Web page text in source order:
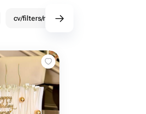
cv/filters/name_fast_delivery